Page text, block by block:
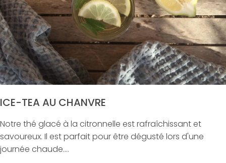
ICE-TEA AU CHANVRE
Notre thé glacé à la citronnelle est rafraîchissant et
savoureux. Il est parfait pour être dégusté lors d'une
journée chaude....